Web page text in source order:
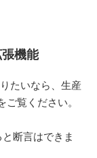
機能
たいなら、生産
ご覧ください。
断言はできま